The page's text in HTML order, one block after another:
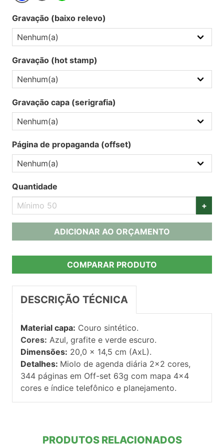
Gravação (baixo relevo)
Gravação (hot stamp)
Gravação capa (serigrafia)
Página de propaganda (offset)
Quantidade
+
ADICIONAR AO ORÇAMENTO
COMPARAR PRODUTO
DESCRIÇÃO TÉCNICA
Material capa: Couro sintético.
Cores: Azul, grafite e verde escuro.
Dimensões: 20,0 x 14,5 cm (AxL).
Detalhes: Miolo de agenda diária 2×2 cores,
344 páginas em Off-set 63g com mapa 4×4
cores e índice telefônico e planejamento.
PRODUTOS RELACIONADOS